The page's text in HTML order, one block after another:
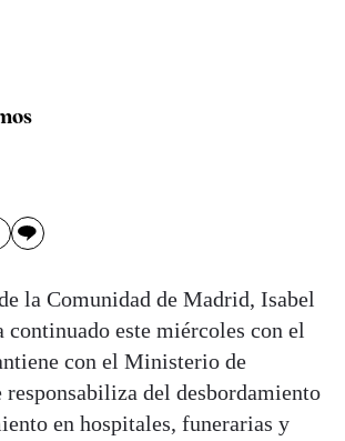
la Comunidad de Madrid, Isabel
continuado este miércoles con el
con el Ministerio de
responsabiliza del desbordamiento
en hospitales, funerarias y